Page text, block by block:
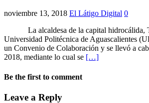
noviembre 13, 2018 El Látigo Digital 0
La alcaldesa de la capital hidrocálida,
Universidad Politécnica de Aguascalientes
un Convenio de Colaboración y se llevó a
2018, mediante lo cual se […]
Be the first to comment
Leave a Reply